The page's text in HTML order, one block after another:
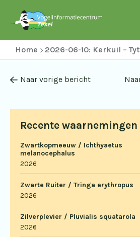
Home 2026-06-10: Kerkuil –
Recente waarnemingen
Zwartkopmeeuw / Ichthyaetus
melanocephalus
2026
Zwarte Ruiter / Tringa erythropus
2026
Zilverplevier / Pluvialis squatarola
2026
Naar vorige bericht